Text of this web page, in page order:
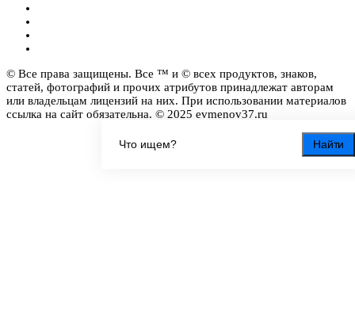
Найти
© Все права защищены. Все ™ и © всех продуктов, знаков,
статей, фотографий и прочих атрибутов принадлежат авторам
или владельцам лицензий на них. При использовании материалов
ссылка на сайт обязательна. © 2025 evmenov37.ru